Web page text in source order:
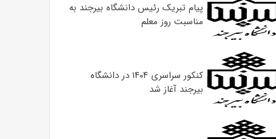
پیام تبریک رئیس دانشگاه بیرجند به
مناسبت روز معلم
کنکور سراسری ۱۴۰۴ در دانشگاه
بیرجند آغاز شد